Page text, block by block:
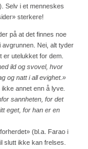
Selv i et menneskes
sterkere!
på at det finnes noe
avgrunnen. Nei, alt tyder
er utelukket for dem.
ild og svovel, hvor
og natt i all evighet.»
annet enn å lyve
sannheten, for det
eget, for han er en
(bl.a. Farao i
slutt ikke kan frelses.